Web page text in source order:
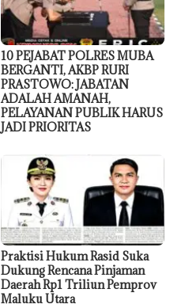
10 PEJABAT POLRES MUBA
BERGANTI, AKBP RURI
PRASTOWO: JABATAN
ADALAH AMANAH,
PELAYANAN PUBLIK HARUS
JADI PRIORITAS
Praktisi Hukum Rasid Suka
Dukung Rencana Pinjaman
Daerah Rp1 Triliun Pemprov
Maluku Utara